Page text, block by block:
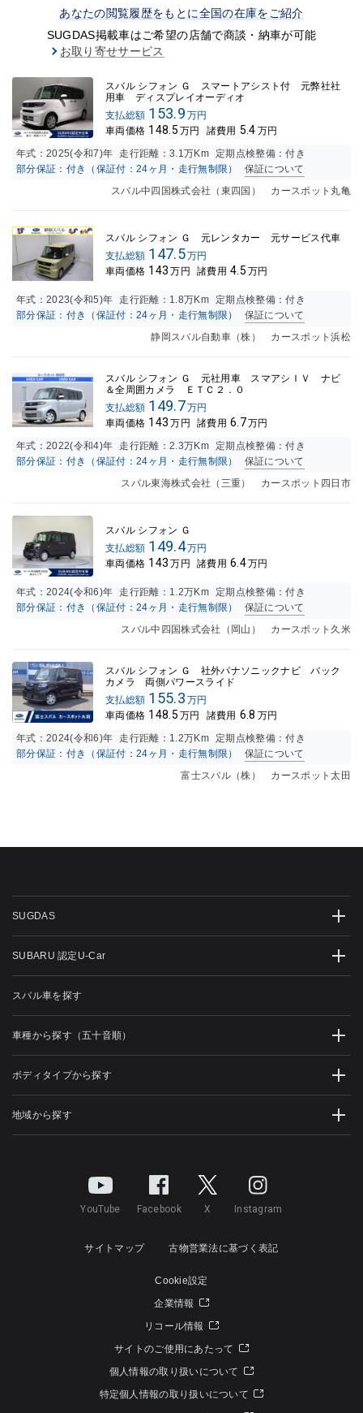
あなたの閲覧履歴をもとに全国の在庫をご紹介
SUGDAS掲載車はご希望の店舗で商談・納車が可能
お取り寄せサービス
スバル シフォン Ｇ スマートアシスト付 元弊社社
用車 ディスプレイオーディオ
支払総額 153.9 万円
車両価格 148.5 万円 諸費用 5.4 万円
年式：2025(令和7)年 走行距離：3.1万Km
定期点検整備：付き
部分保証：付き（保証付：24ヶ月・走行無制限）
保証について
スバル中四国株式会社（東四国） カースポット丸亀
スバル シフォン Ｇ 元レンタカー 元サービス代車
支払総額 147.5万円
車両価格 143 万円 諸費用 4.5 万円
年式：2023(令和5)年 走行距離： 1.8万Km
定期点検整備：付き
部分保証：付き（保証付：24ヶ月・走行無制限）
保証について
静岡スバル自動車（株） カースポット浜松
スバル シフォン Ｇ 元社用車 スマアシＩＶ ナビ
＆全周囲カメラ ＥＴＣ２．０
支払総額 149.7万円
車両価格 143 万円 諸費用 6.7万円
年式：2022(令和4)年 走行距離：2.3万Km
定期点検整備：付き
部分保証：付き（保証付：24ヶ月・走行無制限）
保証について
スバル東海株式会社（三重） カースポット四日市
スバル シフォン Ｇ
支払総額 149.4万円
車両価格 143 万円 諸費用 6.4万円
年式：2024(令和6)年 走行距離： 1.2万Km
定期点検整備：付き
部分保証：付き（保証付：24ヶ月・走行無制限）
保証について
スバル中四国株式会社（岡山） カースポット久米
スバル シフォン Ｇ 社外パナソニックナビ バック
カメラ 両側パワースライド
支払総額 155.3 万円
車両価格 148.5 万円 諸費用 6.8 万円
年式：2024(令和6)年 走行距離： 1.2万Km
定期点検整備：付き
部分保証：付き（保証付：24ヶ月・走行無制限）
保証について
富士スバル（株） カースポット太田
SUGDAS
SUBARU 認定U-Car
スバル車を探す
車種から探す（五十音順）
ボディタイプから探す
地域から探す
YouTube Facebook X Instagram
サイトマップ 古物営業法に基づく表記
Cookie設定
企業情報
リコール情報
サイトのご使用にあたって
個人情報の取り扱いについて
特定個人情報の取り扱いについて